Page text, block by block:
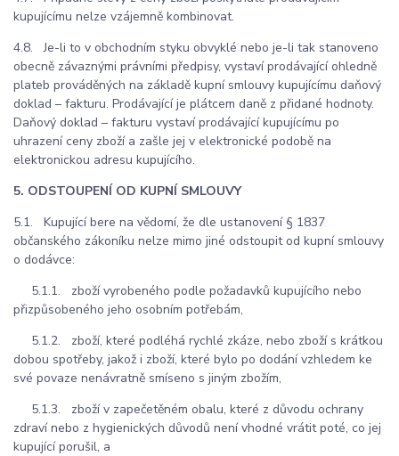
kupujícímu nelze vzájemně kombinovat.
4.8. Je-li to v obchodním styku obvyklé nebo je-li tak stanoveno
obecně závaznými právními předpisy, vystaví prodávající ohledně
plateb prováděných na základě kupní smlouvy kupujícímu daňový
doklad – fakturu. Prodávající je plátcem daně z přidané hodnoty.
Daňový doklad – fakturu vystaví prodávající kupujícímu po
uhrazení ceny zboží a zašle jej v elektronické podobě na
elektronickou adresu kupujícího.
5. ODSTOUPENÍ OD KUPNÍ SMLOUVY
5.1. Kupující bere na vědomí, že dle ustanovení § 1837
občanského zákoníku nelze mimo jiné odstoupit od kupní smlouvy
o dodávce:
5.1.1. zboží vyrobeného podle požadavků kupujícího nebo
přizpůsobeného jeho osobním potřebám,
5.1.2. zboží, které podléhá rychlé zkáze, nebo zboží s krátkou
dobou spotřeby, jakož i zboží, které bylo po dodání vzhledem ke
své povaze nenávratně smíseno s jiným zbožím,
5.1.3. zboží v zapečetěném obalu, které z důvodu ochrany
zdraví nebo z hygienických důvodů není vhodné vrátit poté, co jej
kupující porušil, a